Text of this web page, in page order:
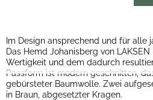
Im Design ansprechend und für alle
Das Hemd Johanisberg von
Wertigkeit und dem dadurch
Passform ist modern geschnitten,
gebürsteter Baumwolle. Zwei
in Braun, abgesetzter Kragen.